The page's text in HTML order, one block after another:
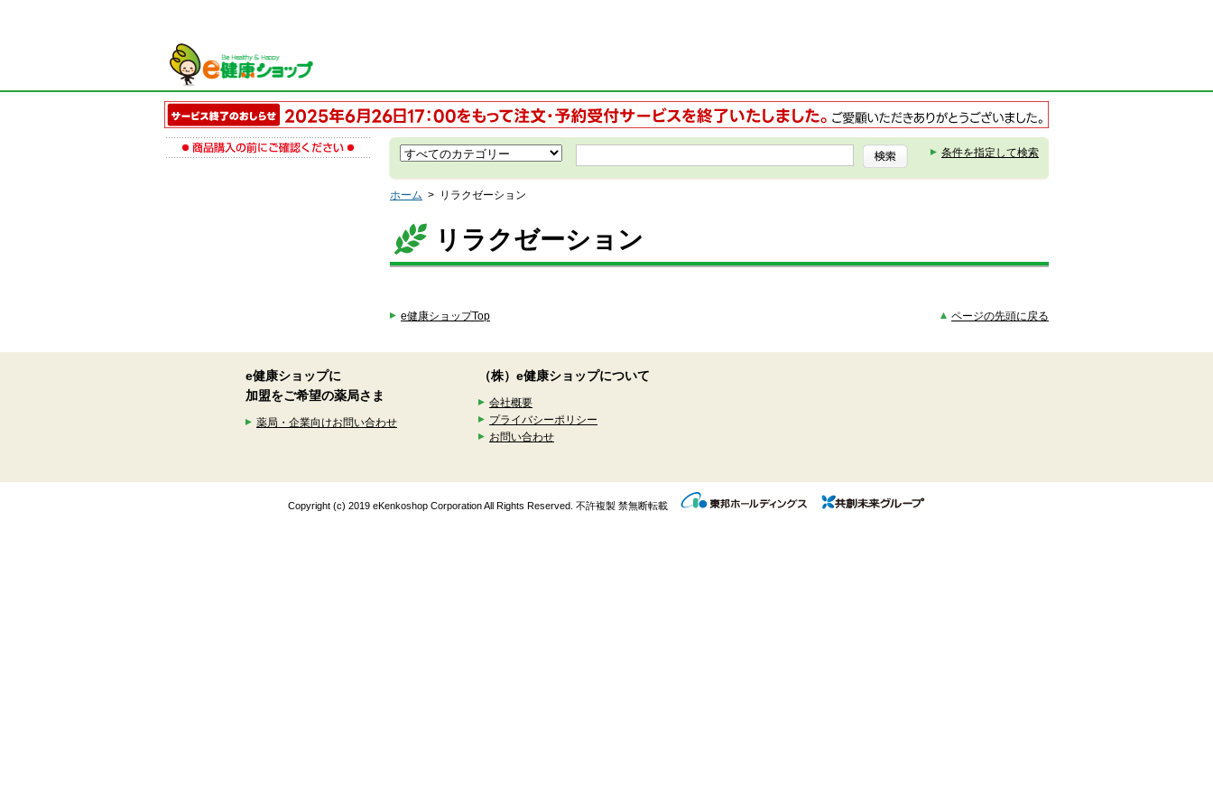
条件を指定して検索
ホーム > リラクゼーション
リラクゼーション
e健康ショップTop ページの先頭に戻る
e健康ショップに
加盟をご希望の薬局さま
薬局・企業向けお問い合わせ
（株）e健康ショップについて
会社概要
プライバシーポリシー
お問い合わせ
Copyright (c) 2019 eKenkoshop Corporation All Rights Reserved. 不許複製 禁無断転載